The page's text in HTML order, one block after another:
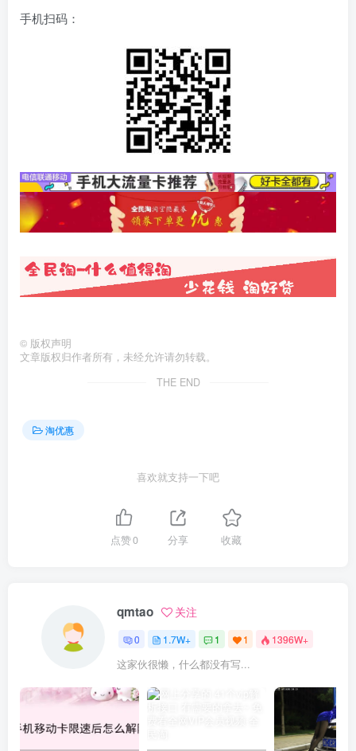
手机扫码：
© 版权声明
文章版权归作者所有，未经允许请勿转载。
THE END
淘优惠
喜欢就支持一下吧
点赞0 分享 收藏
qmtao 关注
0 1.7W+ 1 1 1396W+
这家伙很懒，什么都没有写...